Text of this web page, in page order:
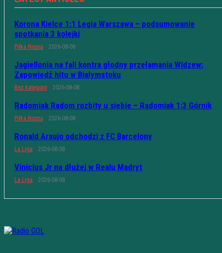
Korona Kielce 1:1 Legia Warszawa – podsumowanie
spotkania 3 kolejki
Piłka Nożna 2026-08-08
Jagiellonia na fali kontra głodny przełamania Widzew:
Zapowiedź hitu w Białymstoku
Bez kategorii 2026-08-08
Radomiak Radom rozbity u siebie – Radomiak 1:3 Górnik
Piłka Nożna 2026-08-08
Ronald Araujo odchodzi z FC Barcelony
La Liga 2026-08-08
Vinicius Jr na dłużej w Realu Madryt
La Liga 2026-08-08